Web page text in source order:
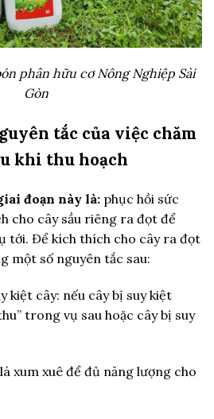
phân hữu cơ Nông Nghiệp Sài
Gòn
tắc của việc chăm
khi thu hoạch
đoạn này là: phục hồi sức
cho cây sầu riêng ra đọt để
tới. Để kích thích cho cây ra đọt
một số nguyên tắc sau:
kiệt cây: nếu cây bị suy kiệt
trong vụ sau hoặc cây bị suy
xum xuê để đủ năng lượng cho